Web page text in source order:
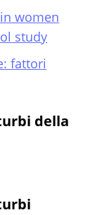
women
study
fattori
della